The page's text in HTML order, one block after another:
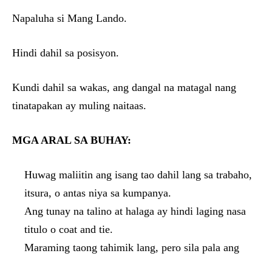
Napaluha si Mang Lando.
Hindi dahil sa posisyon.
Kundi dahil sa wakas, ang dangal na matagal nang
tinatapakan ay muling naitaas.
MGA ARAL SA BUHAY:
Huwag maliitin ang isang tao dahil lang sa trabaho,
itsura, o antas niya sa kumpanya.
Ang tunay na talino at halaga ay hindi laging nasa
titulo o coat and tie.
Maraming taong tahimik lang, pero sila pala ang